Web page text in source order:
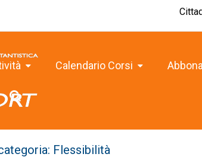
Calendario Corsi
Flessibilità